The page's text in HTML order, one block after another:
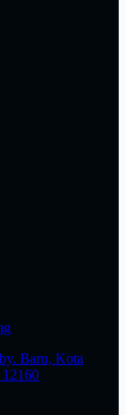
Baru, Kota
12160